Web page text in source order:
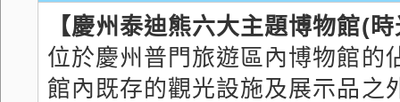
【慶州泰迪熊六大主題博物館(
位於慶州普門旅遊區內博物館的
館內既存的觀光設施及展示品之